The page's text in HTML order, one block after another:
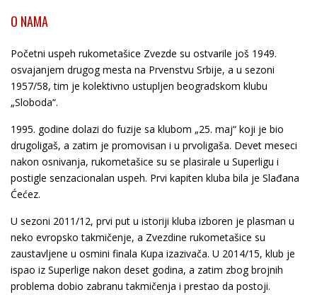
O NAMA
Početni uspeh rukometašice Zvezde su ostvarile još 1949.
osvajanjem drugog mesta na Prvenstvu Srbije, a u sezoni
1957/58, tim je kolektivno ustupljen beogradskom klubu
„Sloboda“.
1995. godine dolazi do fuzije sa klubom „25. maj“ koji je bio
drugoligaš, a zatim je promovisan i u prvoligaša. Devet meseci
nakon osnivanja, rukometašice su se plasirale u Superligu i
postigle senzacionalan uspeh. Prvi kapiten kluba bila je Slađana
Ćećez.
U sezoni 2011/12, prvi put u istoriji kluba izboren je plasman u
neko evropsko takmičenje, a Zvezdine rukometašice su
zaustavljene u osmini finala Kupa izazivača. U 2014/15, klub je
ispao iz Superlige nakon deset godina, a zatim zbog brojnih
problema dobio zabranu takmičenja i prestao da postoji.